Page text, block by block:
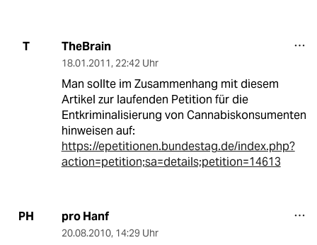
T TheBrain
18.01.2011, 22:42 Uhr
Man sollte im Zusammenhang mit diesem
Artikel zur laufenden Petition für die
Entkriminalisierung von Cannabiskonsumenten
hinweisen auf:
https://epetitionen.bundestag.de/index.php?
action=petition;sa=details;petition=14613
PH pro Hanf
20.08.2010, 14:29 Uhr